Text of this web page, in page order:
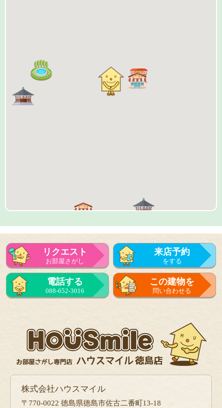
リクエスト
お部屋さがし
来店予約
をする
来店予約
をする
電話する
088-652-3016
この建物を
問い合わせる
株式会社ハウスマイル
〒770-0022 徳島県徳島市佐古二番町13-18